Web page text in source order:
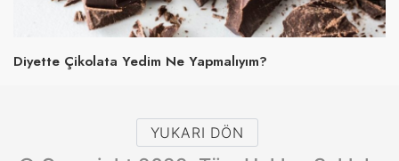
Diyette Çikolata Yedim Ne Yapmalıyım?
YUKARI DÖN